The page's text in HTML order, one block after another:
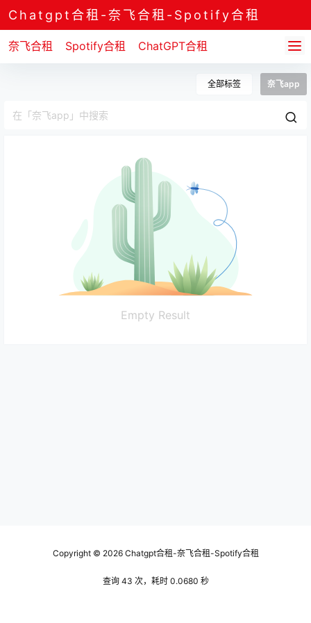
Chatgpt合租-奈飞合租-Spotify合租
奈飞合租 Spotify合租 ChatGPT合租
全部标签 奈飞app
Empty Result
Copyright © 2026Chatgpt合租-奈飞合租-Spotify合租
查询 43 次，耗时 0.0680 秒